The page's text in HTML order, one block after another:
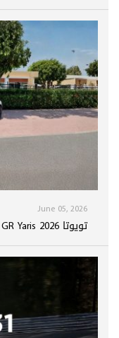
June 05, 2026
تويوتا GR Yaris 2026 تصل إلى الإمارات: سيارة راليات حقيقية ...